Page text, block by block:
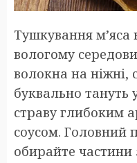
Тушкування м’яса
вологому
волокна на ніжні,
буквально
страву глибоким
соусом. Головний
обирайте